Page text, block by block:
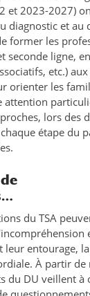
et 2023-2027)
diagnostic et au
former les
seconde ligne,
etc.) aux
orienter les
lors des
étape du
du TSA
leur entourage,
À partir de
du DU veillent à